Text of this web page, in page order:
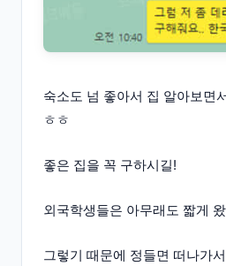
숙소도 넘 좋아서 집 알아보면
ㅎㅎ
좋은 집을 꼭 구하시길!
외국학생들은 아무래도 짧게
그렇기 때문에 정들면 떠나가